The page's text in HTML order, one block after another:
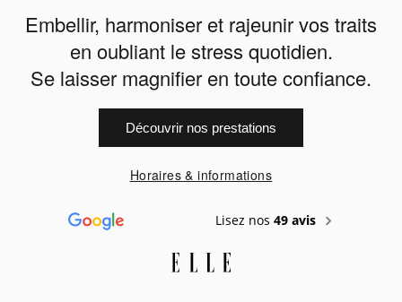
Embellir, harmoniser et rajeunir vos traits
en oubliant le stress quotidien.
Se laisser magnifier en toute confiance.
Découvrir nos prestations
Horaires & informations
Lisez nos 49 avis